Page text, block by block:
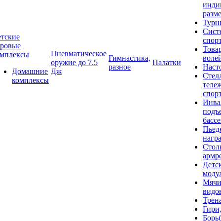
Домашние
комплексы
Пневматическое
оружие до 7.5
Дж
Гимнастика,
разное
Палатки